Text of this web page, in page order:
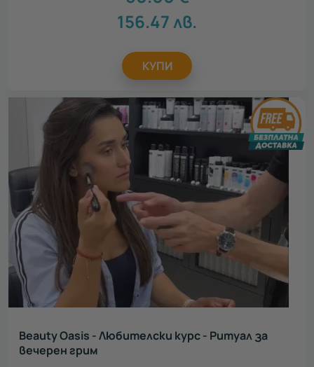
Имен ден
5
Коледа
2
Моминско парти
3
Идеен подарък за
Всички
Подарък за колега
Подарък за абитуриент
Подарък за любимата
Подарък за приятел
Подарък за мама
156.47лв.
КУПИ
Beauty Oasis - Любителски курс - Ритуал за
вечерен грим